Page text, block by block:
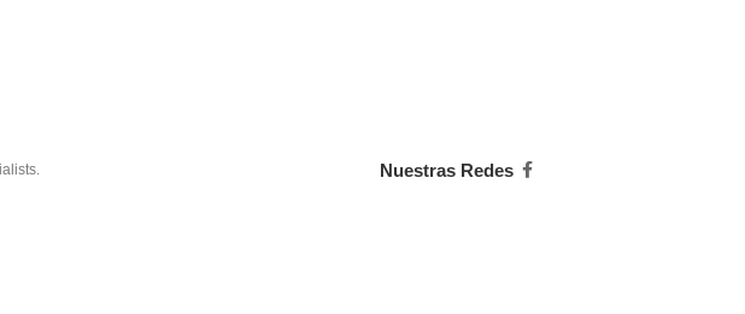
Nuestras Redes